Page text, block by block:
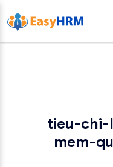
tieu-chi-
mem-